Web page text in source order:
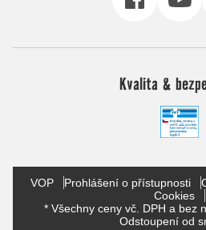
Kvalita &
VOP Prohlášení o přístupnosti
Cookies
* Všechny ceny vč. DPH a bez
Odstoupení od